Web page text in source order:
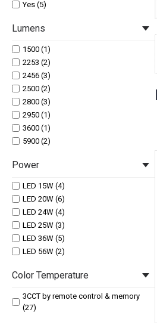
Yes (5)
Lumens
1500 (1)
2253 (2)
2456 (3)
2500 (2)
2800 (3)
2950 (1)
3600 (1)
5900 (2)
Power
LED 15W (4)
LED 20W (6)
LED 24W (4)
LED 25W (3)
LED 36W (5)
LED 56W (2)
Color Temperature
3CCT by remote control & memory
(27)